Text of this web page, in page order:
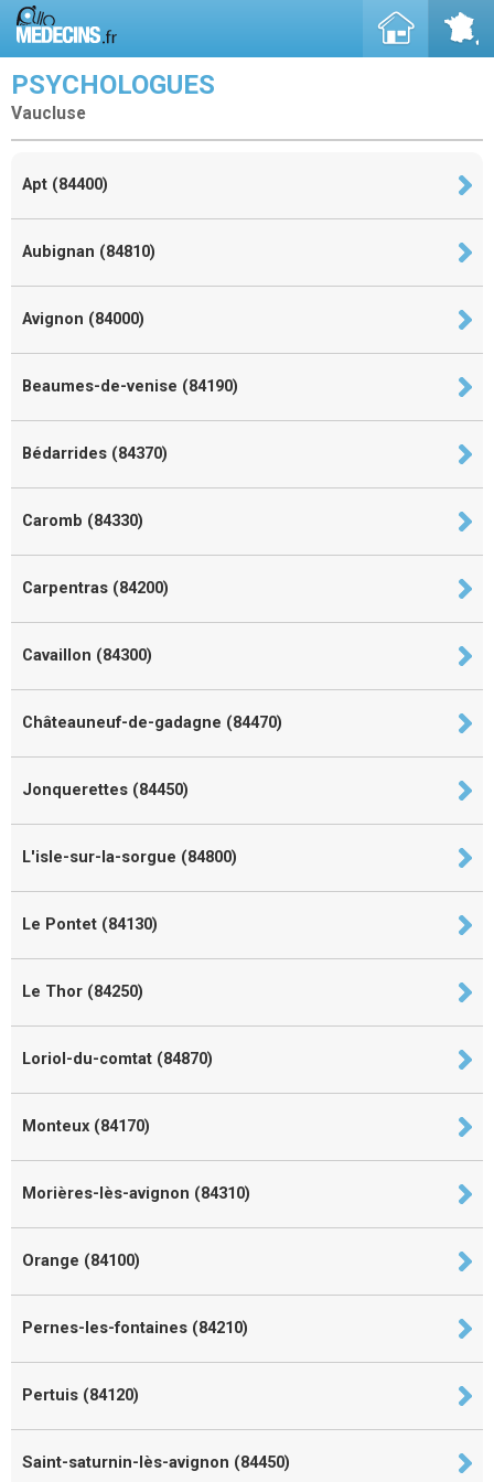
PSYCHOLOGUES
Vaucluse
Apt (84400)
Aubignan (84810)
Avignon (84000)
Beaumes-de-venise (84190)
Bédarrides (84370)
Caromb (84330)
Carpentras (84200)
Cavaillon (84300)
Châteauneuf-de-gadagne (84470)
Jonquerettes (84450)
L'isle-sur-la-sorgue (84800)
Le Pontet (84130)
Le Thor (84250)
Loriol-du-comtat (84870)
Monteux (84170)
Morières-lès-avignon (84310)
Orange (84100)
Pernes-les-fontaines (84210)
Pertuis (84120)
Saint-saturnin-lès-avignon (84450)